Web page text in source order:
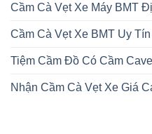
Cầm Cà Vẹt Xe Máy BMT
Cầm Cà Vẹt Xe BMT Uy
Tiệm Cầm Đồ Có Cầm
Nhận Cầm Cà Vẹt Xe Giá